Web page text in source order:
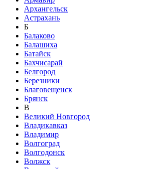
Архангельск
Астрахань
Б
Балаково
Балашиха
Батайск
Бахчисарай
Белгород
Березники
Благовещенск
Брянск
В
Великий Новгород
Владикавказ
Владимир
Волгоград
Волгодонск
Волжск